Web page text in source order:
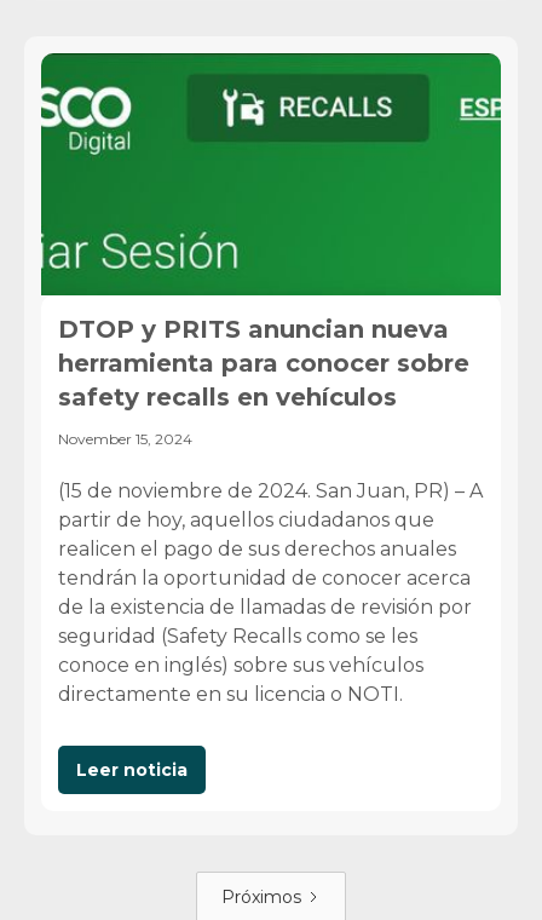
DTOP y PRITS anuncian nueva
herramienta para conocer sobre
safety recalls en vehículos
November 15, 2024
(15 de noviembre de 2024. San Juan, PR) – A
partir de hoy, aquellos ciudadanos que
realicen el pago de sus derechos anuales
tendrán la oportunidad de conocer acerca
de la existencia de llamadas de revisión por
seguridad (Safety Recalls como se les
conoce en inglés) sobre sus vehículos
directamente en su licencia o NOTI.
Leer noticia
Próximos